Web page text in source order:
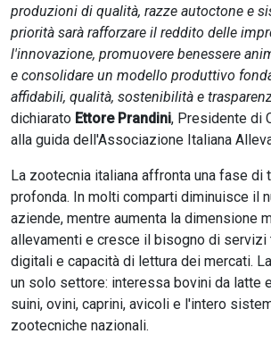
produzioni di qualità, razze autoctone e
priorità sarà rafforzare il reddito delle
l'innovazione, promuovere benessere
e consolidare un modello produttivo
affidabili, qualità, sostenibilità e
dichiarato Ettore Prandini, Presidente di
alla guida dell'Associazione Italiana
La zootecnia italiana affronta una fase di
profonda. In molti comparti diminuisce il
aziende, mentre aumenta la dimensione
allevamenti e cresce il bisogno di servizi
digitali e capacità di lettura dei mercati.
un solo settore: interessa bovini da latte
suini, ovini, caprini, avicoli e l'intero
zootecniche nazionali.